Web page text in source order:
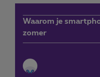
Waarom je
zomer